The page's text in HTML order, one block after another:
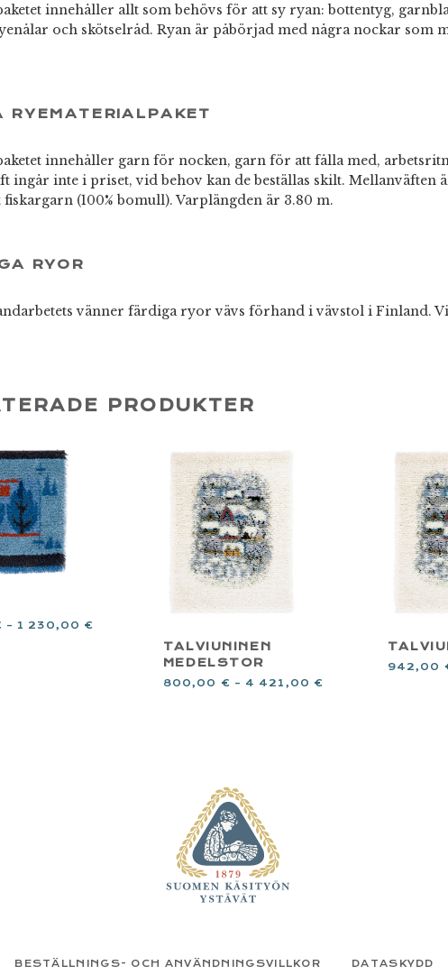
innehåller allt som behövs för att sy ryan: bottentyg,
och skötselråd. Ryan är påbörjad med några nockar som
RYEMATERIALPAKET
innehåller garn för nocken, garn för att fålla med,
ingår inte i priset, vid behov kan de beställas skilt.
(100% bomull). Varplängden är 3.80 m.
RYOR
vänner färdiga ryor vävs förhand i vävstol i Finland.
PRODUKTER
– 1 230,00 €
TALVIUNINEN
MEDELSTOR
800,00 € – 4 421,00 €
942,00
BESTÄLLNINGS- OCH ANVÄNDNINGSVILLKOR DATASKYDD